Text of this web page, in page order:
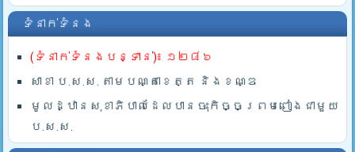
ទំនាក់ទំនង
(ទំនាក់ទំនងបន្ទាន់)៖ ១២៨៦
សាខា ប.ស.ស. តាមបណ្តាខេត្ត និងខណ្ឌ
មូលដ្ឋានសុខាភិបាលដែលបានចុះកិច្ចព្រមពៀងជាមួយ
ប.ស.ស.